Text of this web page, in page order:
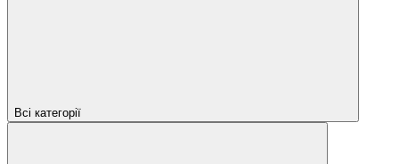
Всі категорії